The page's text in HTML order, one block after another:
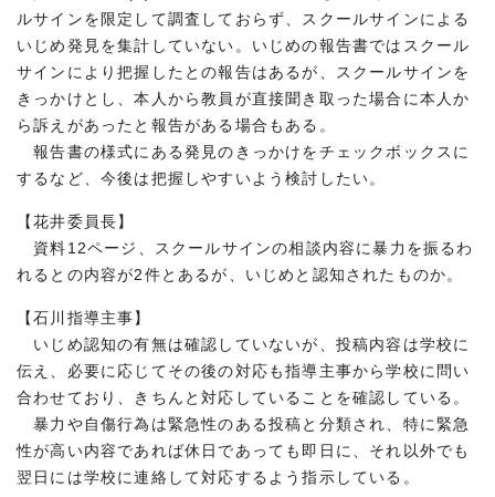
ルサインを限定して調査しておらず、スクールサインによる
いじめ発見を集計していない。いじめの報告書ではスクール
サインにより把握したとの報告はあるが、スクールサインを
きっかけとし、本人から教員が直接聞き取った場合に本人か
ら訴えがあったと報告がある場合もある。
報告書の様式にある発見のきっかけをチェックボックスに
するなど、今後は把握しやすいよう検討したい。
【花井委員長】
資料12ページ、スクールサインの相談内容に暴力を振るわ
れるとの内容が2件とあるが、いじめと認知されたものか。
【石川指導主事】
いじめ認知の有無は確認していないが、投稿内容は学校に
伝え、必要に応じてその後の対応も指導主事から学校に問い
合わせており、きちんと対応していることを確認している。
暴力や自傷行為は緊急性のある投稿と分類され、特に緊急
性が高い内容であれば休日であっても即日に、それ以外でも
翌日には学校に連絡して対応するよう指示している。